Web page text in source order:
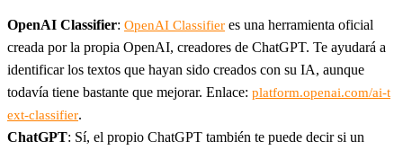
OpenAI Classifier: OpenAI Classifier es una herramienta oficial
creada por la propia OpenAI, creadores de ChatGPT. Te ayudará a
identificar los textos que hayan sido creados con su IA, aunque
todavía tiene bastante que mejorar. Enlace: platform.openai.com/ai-t
ext-classifier.
ChatGPT: Sí, el propio ChatGPT también te puede decir si un